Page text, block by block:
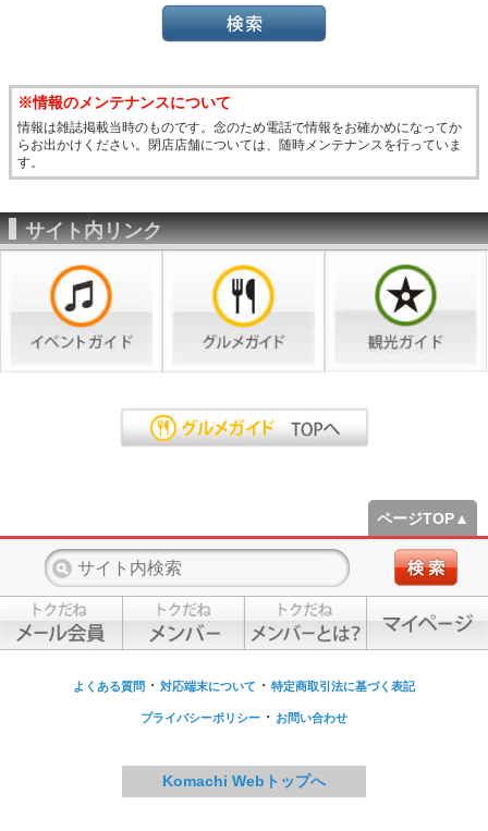
※情報のメンテナンスについて
情報は雑誌掲載当時のものです。念のため電話で情報をお確かめになってか
らお出かけください。閉店店舗については、随時メンテナンスを行っていま
す。
サイト内リンク
ページTOP▲
よくある質問 ・ 対応端末について ・ 特定商取引法に基づく表記
プライバシーポリシー ・ お問い合わせ
Komachi Webトップへ